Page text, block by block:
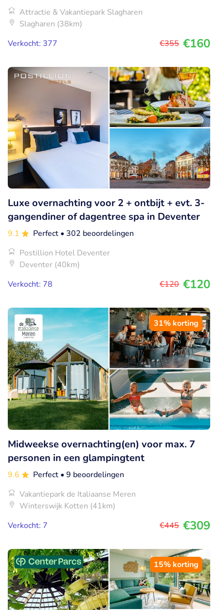
Attractie & Vakantiepark Slagharen
Slagharen (38km)
Verkocht: 377
€355 €160
Luxe overnachting voor 2 + ontbijt + evt. 3-
gangendiner of dagentree spa in Deventer
9.1 Perfect • 302 beoordelingen
Postillion Hotel Deventer
Deventer (40km)
Verkocht: 78
€120 €120
31% korting
Midweekse overnachting(en) voor max. 7
personen in een glampingtent
9.6 Perfect • 9 beoordelingen
Vakantiepark de Italiaanse Meren
Winterswijk Kotten (41km)
Verkocht: 7
€445 €309
15% korting